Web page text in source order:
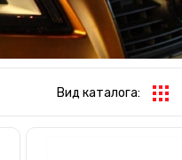
Вид каталога: